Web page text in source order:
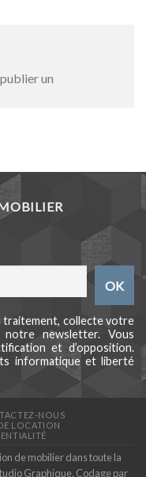
un
traitement, collecte votre
newsletter. Vous
et d’opposition.
informatique et liberté
NOUS
LOCATION
de mobilier dans toute la
Graphique. Codage par